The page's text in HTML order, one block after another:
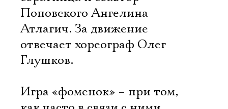
Поповского Ангелина
Атлагич. За движение
отвечает хореограф Олег
Глушков.
Игра «фоменок» – при том,